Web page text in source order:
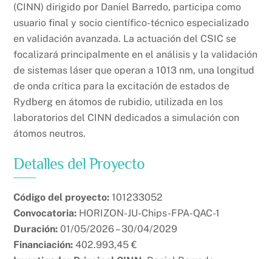
(CINN) dirigido por Daniel Barredo, participa como
usuario final y socio científico-técnico especializado
en validación avanzada. La actuación del CSIC se
focalizará principalmente en el análisis y la validación
de sistemas láser que operan a 1013 nm, una longitud
de onda crítica para la excitación de estados de
Rydberg en átomos de rubidio, utilizada en los
laboratorios del CINN dedicados a simulación con
átomos neutros.
Detalles del Proyecto
Código del proyecto:101233052
Convocatoria: HORIZON-JU-Chips-FPA-QAC-1
Duración:01/05/2026 – 30/04/2029
Financiación:402.993,45 €